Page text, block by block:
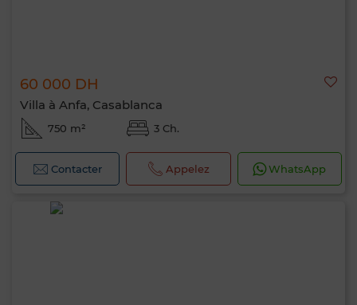
60 000 DH
Villa à Anfa, Casablanca
750 m² 3 Ch.
Contacter Appelez WhatsApp